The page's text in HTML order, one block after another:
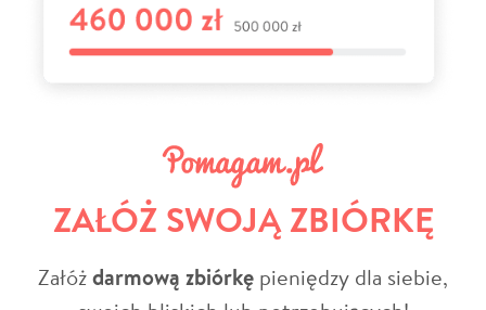
ZAŁÓŻ SWOJĄ ZBIÓRKĘ
Załóżdarmową zbiórkę pieniędzy dla siebie,